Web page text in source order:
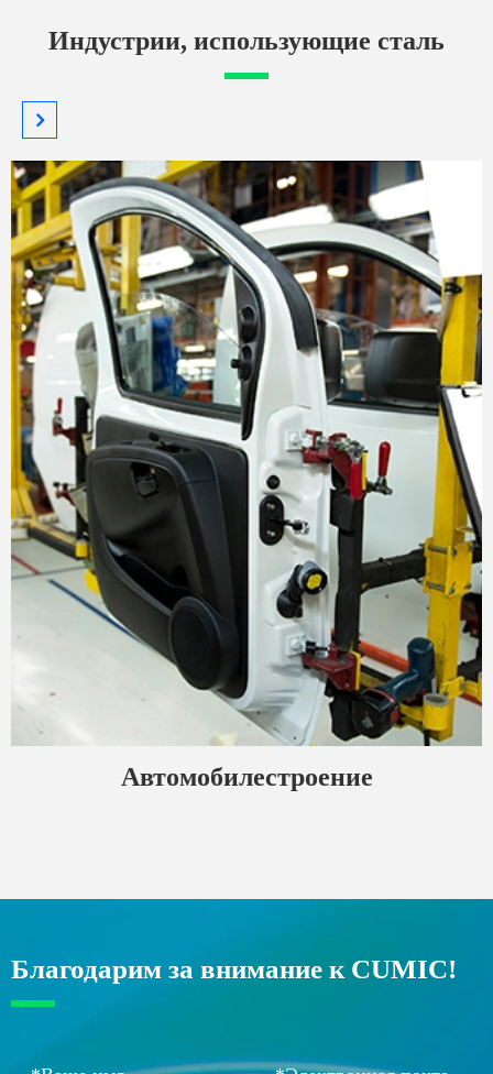
Индустрии, использующие сталь
Автомобилестроение
Благодарим за внимание к CUMIC!